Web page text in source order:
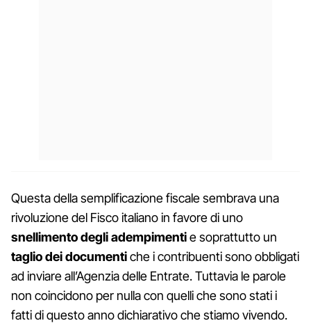
Questa della semplificazione fiscale sembrava una
rivoluzione del Fisco italiano in favore di uno
snellimento degli adempimentie soprattutto un
taglio dei documentiche i contribuenti sono obbligati
ad inviare all’Agenzia delle Entrate. Tuttavia le parole
non coincidono per nulla con quelli che sono stati i
fatti di questo anno dichiarativo che stiamo vivendo.